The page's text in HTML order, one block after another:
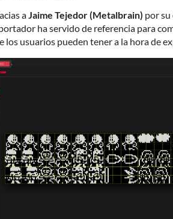
a Jaime Tejedor (Metalbrain) por
ha servido de referencia para
los usuarios pueden tener a la hora de